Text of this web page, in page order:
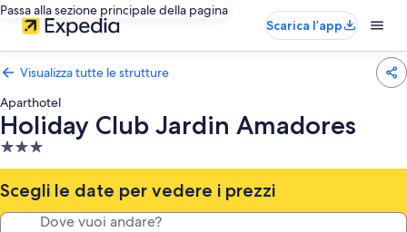
Passa alla sezione principale della pagina
Scarica l’app
Visualizza tutte le strutture
Aparthotel
Holiday Club Jardin Amadores
Struttura
a
3.0
stelle
Scegli le date per vedere i prezzi
Dove vuoi andare?